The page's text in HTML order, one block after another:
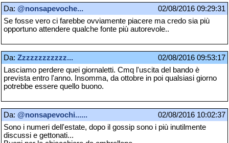
Da: @nonsapevoche...
02/08/2016 09:29:31
Se fosse vero ci farebbe ovviamente piacere ma credo sia più
opportuno attendere qualche fonte più autorevole..
Da: Zzzzzzzzzzzz...
02/08/2016 09:53:17
Lasciamo perdere quei giornaletti. Cmq l'uscita del bando è
prevista entro l'anno. Insomma, da ottobre in poi qualsiasi giorno
potrebbe essere quello buono.
Da: @nonsapevochi......
02/08/2016 10:02:37
Sono i numeri dell'estate, dopo il gossip sono i più inutilmente
discussi e gettonati...